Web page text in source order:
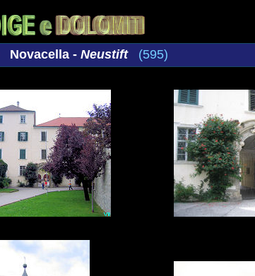
Novacella - Neustift (595)